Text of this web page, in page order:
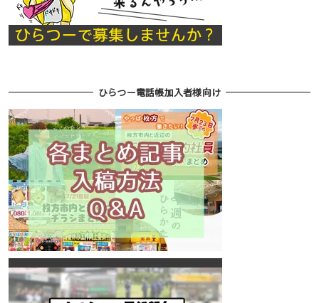
ひらつー電話帳加入者様向け